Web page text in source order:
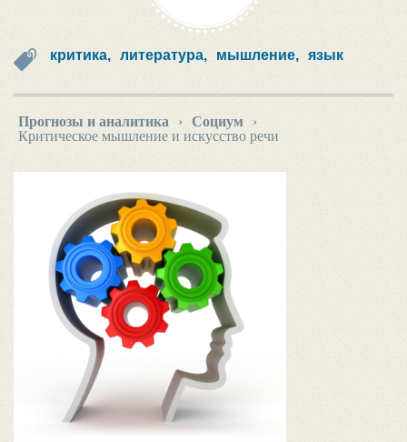
критика, литература, мышление, язык
Прогнозы и аналитика › Социум
›
Критическое мышление и искусство речи